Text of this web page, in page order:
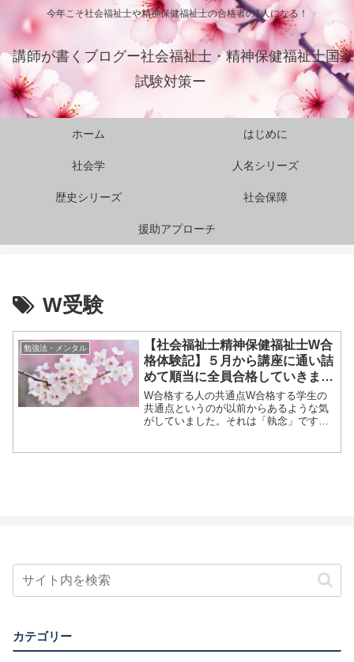
今年こそ社会福祉士や精神保健福祉士の合格者の1人になる！
講師が書くブログー社会福祉士・精神保健福祉士国家
試験対策ー
ホーム はじめに
社会学 人名シリーズ
歴史シリーズ 社会保障
援助アプローチ
W受験
勉強法・メンタル
【社会福祉士精神保健福祉士W合
格体験記】５月から講座に通い詰
めて順当に全員合格していきまし
た
W合格する人の共通点W合格する学生の
共通点というのが以前からあるような気
がしていました。それは「執念」です。
カテゴリー